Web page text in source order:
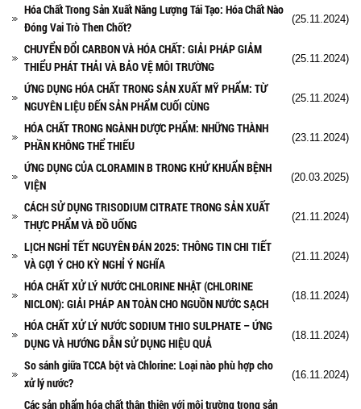
Hóa Chất Trong Sản Xuất Năng Lượng Tái Tạo: Hóa Chất Nào
Đóng Vai Trò Then Chốt?
(25.11.2024)
CHUYỂN ĐỔI CARBON VÀ HÓA CHẤT: GIẢI PHÁP GIẢM
THIỂU PHÁT THẢI VÀ BẢO VỆ MÔI TRƯỜNG
(25.11.2024)
ỨNG DỤNG HÓA CHẤT TRONG SẢN XUẤT MỸ PHẨM: TỪ
NGUYÊN LIỆU ĐẾN SẢN PHẨM CUỐI CÙNG
(25.11.2024)
HÓA CHẤT TRONG NGÀNH DƯỢC PHẨM: NHỮNG THÀNH
PHẦN KHÔNG THỂ THIẾU
(23.11.2024)
ỨNG DỤNG CỦA CLORAMIN B TRONG KHỬ KHUẨN BỆNH
VIỆN
(20.03.2025)
CÁCH SỬ DỤNG TRISODIUM CITRATE TRONG SẢN XUẤT
THỰC PHẨM VÀ ĐỒ UỐNG
(21.11.2024)
LỊCH NGHỈ TẾT NGUYÊN ĐÁN 2025: THÔNG TIN CHI TIẾT
VÀ GỢI Ý CHO KỲ NGHỈ Ý NGHĨA
(21.11.2024)
HÓA CHẤT XỬ LÝ NƯỚC CHLORINE NHẬT (CHLORINE
NICLON): GIẢI PHÁP AN TOÀN CHO NGUỒN NƯỚC SẠCH
(18.11.2024)
HÓA CHẤT XỬ LÝ NƯỚC SODIUM THIO SULPHATE – ỨNG
DỤNG VÀ HƯỚNG DẪN SỬ DỤNG HIỆU QUẢ
(18.11.2024)
So sánh giữa TCCA bột và Chlorine: Loại nào phù hợp cho
xử lý nước?
(16.11.2024)
Các sản phẩm hóa chất thân thiện với môi trường trong sản